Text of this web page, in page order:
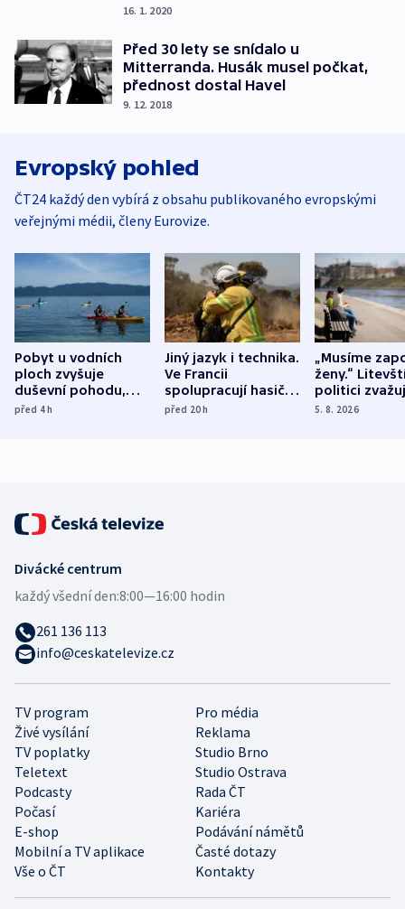
16. 1. 2020
Před 30 lety se snídalo u
Mitterranda. Husák musel počkat,
přednost dostal Havel
9. 12. 2018
Evropský pohled
ČT24 každý den vybírá z obsahu publikovaného evropskými
veřejnými médii, členy Eurovize.
Pobyt u vodních
ploch zvyšuje
duševní pohodu,
ukázala
před 4h
Jiný jazyk i technika.
Ve Francii
spolupracují hasiči z
různých zemí
před 20h
„Musíme
ženy.“
politici
dohodu o
5. 8. 2026
TV program
Pro média
Živé vysílání
Reklama
TV poplatky
Studio Brno
Teletext
Studio Ostrava
Podcasty
Rada ČT
Počasí
Kariéra
E-shop
Podávání námětů
Mobilní a TV aplikace
Časté dotazy
Vše o ČT
Kontakty
Divácké centrum
každý všední den:8:00—16:00 hodin
261 136 113
info@ceskatelevize.cz